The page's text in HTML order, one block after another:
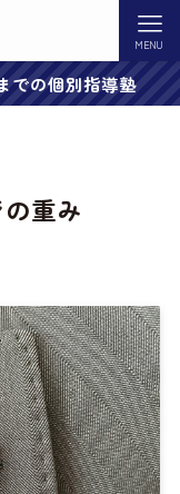
MENU
での個別指導塾
重み